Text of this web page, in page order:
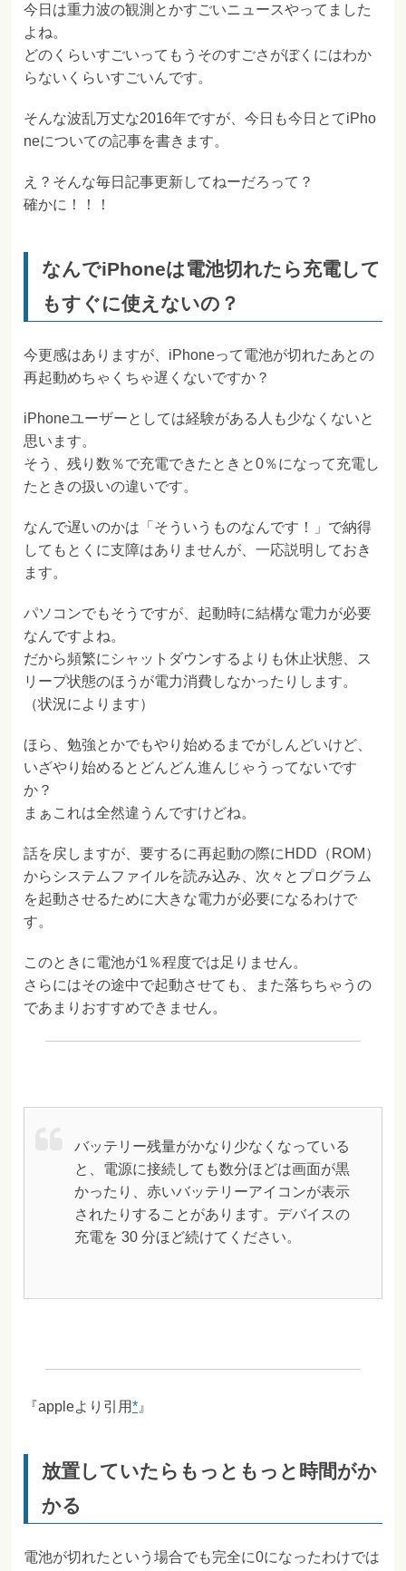
今日は重力波の観測とかすごいニュースやってました
よね。
どのくらいすごいってもうそのすごさがぼくにはわか
らないくらいすごいんです。
そんな波乱万丈な2016年ですが、今日も今日とてiPho
neについての記事を書きます。
え？そんな毎日記事更新してねーだろって？
確かに！！！
なんでiPhoneは電池切れたら充電して
もすぐに使えないの？
今更感はありますが、iPhoneって電池が切れたあとの
再起動めちゃくちゃ遅くないですか？
iPhoneユーザーとしては経験がある人も少なくないと
思います。
そう、残り数％で充電できたときと0％になって充電し
たときの扱いの違いです。
なんで遅いのかは「そういうものなんです！」で納得
してもとくに支障はありませんが、一応説明しておき
ます。
パソコンでもそうですが、起動時に結構な電力が必要
なんですよね。
だから頻繁にシャットダウンするよりも休止状態、ス
リープ状態のほうが電力消費しなかったりします。
（状況によります）
ほら、勉強とかでもやり始めるまでがしんどいけど、
いざやり始めるとどんどん進んじゃうってないです
か？
まぁこれは全然違うんですけどね。
話を戻しますが、要するに再起動の際にHDD（ROM）
からシステムファイルを読み込み、次々とプログラム
を起動させるために大きな電力が必要になるわけで
す。
このときに電池が1％程度では足りません。
さらにはその途中で起動させても、また落ちちゃうの
であまりおすすめできません。
バッテリー残量がかなり少なくなっている
と、電源に接続しても数分ほどは画面が黒
かったり、赤いバッテリーアイコンが表示
されたりすることがあります。デバイスの
充電を 30 分ほど続けてください。
『appleより引用* 』
放置していたらもっともっと時間がか
かる
電池が切れたという場合でも完全に0になったわけでは